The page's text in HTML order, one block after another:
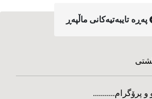
په‌ڕه‌ تایبه‌تیه‌کانی ماڵپه‌ڕ
و پرۆگرام...........